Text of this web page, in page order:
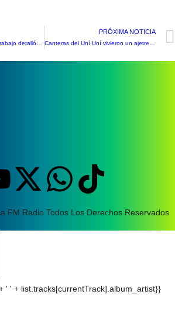
PRÓXIMA NOTICIA
FM Radio Todos Los Derechos Reservados
' ' + list.tracks[currentTrack].album_artist}}